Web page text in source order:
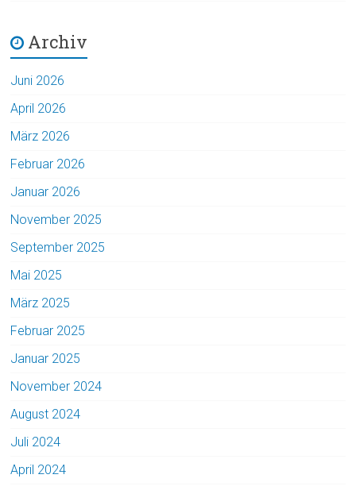
Archiv
Juni 2026
April 2026
März 2026
Februar 2026
Januar 2026
November 2025
September 2025
Mai 2025
März 2025
Februar 2025
Januar 2025
November 2024
August 2024
Juli 2024
April 2024